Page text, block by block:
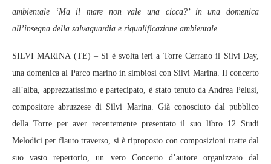
ambientale ‘Ma il mare non vale una cicca?’ in una domenica
all’insegna della salvaguardia e riqualificazione ambientale
SILVI MARINA (TE) – Si è svolta ieri a Torre Cerrano il Silvi Day,
una domenica al Parco marino in simbiosi con Silvi Marina. Il concerto
all’alba, apprezzatissimo e partecipato, è stato tenuto da Andrea Pelusi,
compositore abruzzese di Silvi Marina. Già conosciuto dal pubblico
della Torre per aver recentemente presentato il suo libro 12 Studi
Melodici per flauto traverso, si è riproposto con composizioni tratte dal
suo vasto repertorio, un vero Concerto d’autore organizzato dal